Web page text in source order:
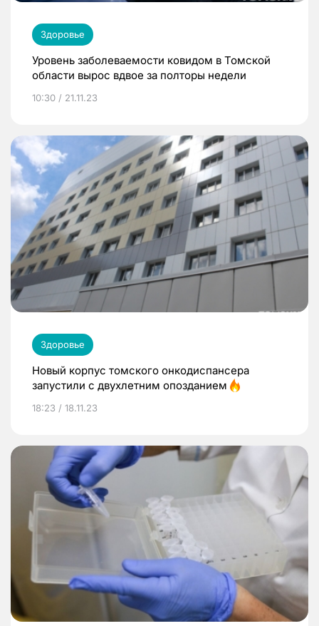
Здоровье
Уровень заболеваемости ковидом в Томской
области вырос вдвое за полторы недели
10:30 / 21.11.23
Здоровье
Новый корпус томского онкодиспансера
запустили с двухлетним опозданием
18:23 / 18.11.23